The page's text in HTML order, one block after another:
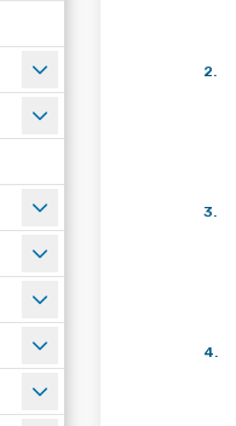
2.
3.
4.